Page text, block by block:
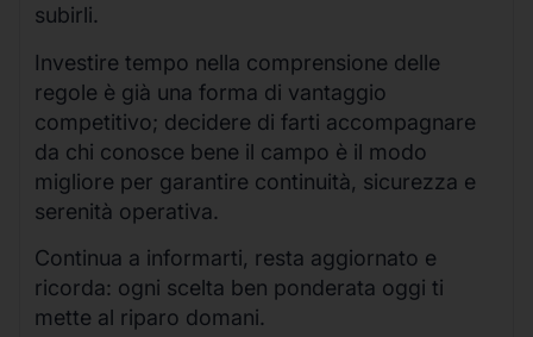
subirli.
Investire tempo nella comprensione delle
regole è già una forma di vantaggio
competitivo; decidere di farti accompagnare
da chi conosce bene il campo è il modo
migliore per garantire continuità, sicurezza e
serenità operativa.
Continua a informarti, resta aggiornato e
ricorda: ogni scelta ben ponderata oggi ti
mette al riparo domani.